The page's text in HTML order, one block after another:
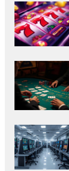
Adaugă
aici textul
pentru
subtitlu
Adaugă
aici textul
pentru
subtitlu
Adaugă
aici textul
pentru
subtitlu